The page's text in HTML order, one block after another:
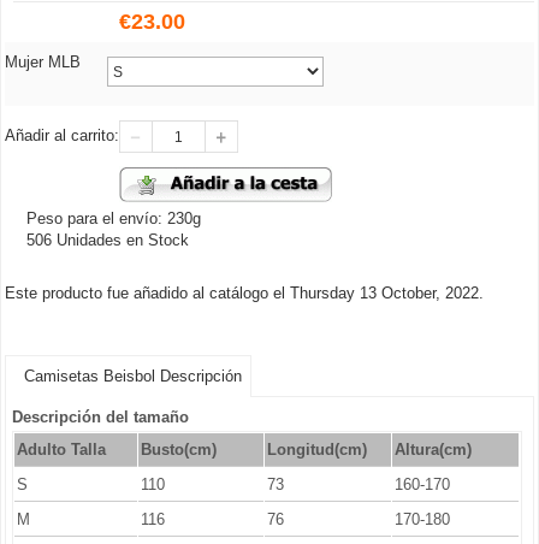
€23.00
Mujer MLB
Añadir al carrito:
Peso para el envío: 230g
506 Unidades en Stock
Este producto fue añadido al catálogo el Thursday 13 October, 2022.
Camisetas Beisbol Descripción
Descripción del tamaño
Adulto Talla
Busto(cm) Longitud(cm)
Altura(cm)
S
110 73
160-170
M
116 76
170-180